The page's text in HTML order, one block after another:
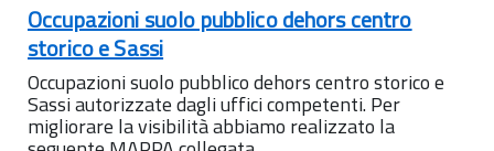
Occupazioni suolo pubblico dehors centro
storico e Sassi
Occupazioni suolo pubblico dehors centro storico e
Sassi autorizzate dagli uffici competenti. Per
migliorare la visibilità abbiamo realizzato la